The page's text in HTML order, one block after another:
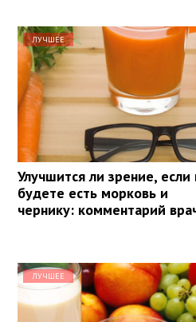
ЛУЧШЕЕ
Улучшится ли зрение, если
будете есть морковь и
чернику: комментарий
ЛУЧШЕЕ